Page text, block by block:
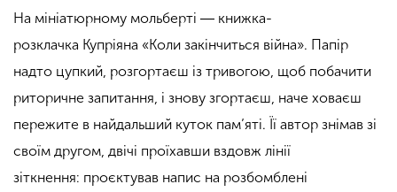
На мініатюрному мольберті ― книжка-
розклачка Купріяна «Коли закінчиться війна». Папір
надто цупкий, розгортаєш із тривогою, щоб побачити
риторичне запитання, і знову згортаєш, наче ховаєш
пережите в найдальший куток пам’яті. Її автор знімав зі
своїм другом, двічі проїхавши вздовж лінії
зіткнення: проєктував напис на розбомблені